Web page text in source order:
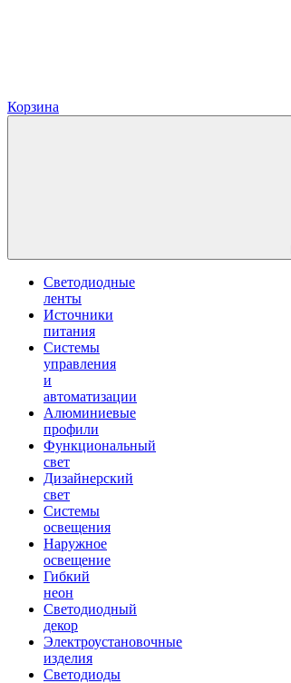
Корзина
Светодиодные
ленты
Источники
питания
Системы
управления
и
автоматизации
Алюминиевые
профили
Функциональный
свет
Дизайнерский
свет
Системы
освещения
Наружное
освещение
Гибкий
неон
Светодиодный
декор
Электроустановочные
изделия
Светодиоды